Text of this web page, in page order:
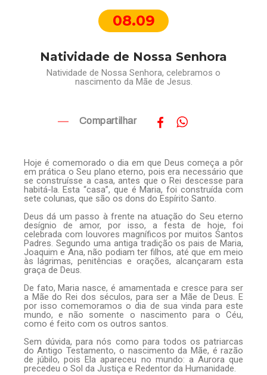
08.09
Natividade de Nossa Senhora
Natividade de Nossa Senhora, celebramos o
nascimento da Mãe de Jesus.
Compartilhar
Hoje é comemorado o dia em que Deus começa a pôr
em prática o Seu plano eterno, pois era necessário que
se construísse a casa, antes que o Rei descesse para
habitá-la. Esta “casa”, que é Maria, foi construída com
sete colunas, que são os dons do Espírito Santo.
Deus dá um passo à frente na atuação do Seu eterno
desígnio de amor, por isso, a festa de hoje, foi
celebrada com louvores magníficos por muitos Santos
Padres. Segundo uma antiga tradição os pais de Maria,
Joaquim e Ana, não podiam ter filhos, até que em meio
às lágrimas, penitências e orações, alcançaram esta
graça de Deus.
De fato, Maria nasce, é amamentada e cresce para ser
a Mãe do Rei dos séculos, para ser a Mãe de Deus. E
por isso comemoramos o dia de sua vinda para este
mundo, e não somente o nascimento para o Céu,
como é feito com os outros santos.
Sem dúvida, para nós como para todos os patriarcas
do Antigo Testamento, o nascimento da Mãe, é razão
de júbilo, pois Ela apareceu no mundo: a Aurora que
precedeu o Sol da Justiça e Redentor da Humanidade.